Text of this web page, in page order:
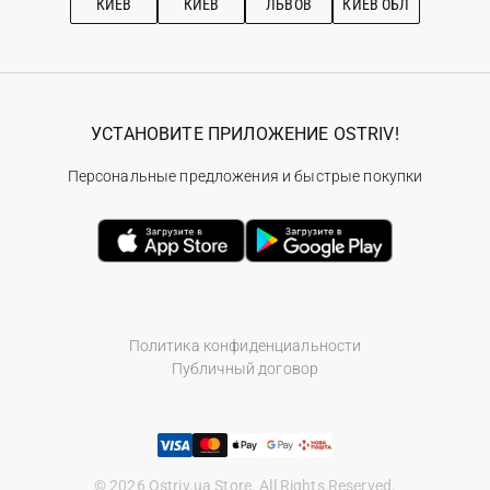
КИЕВ КИЕВ ЛЬВОВ КИЕВ ОБЛ
Политика конфиденциальности
Публичный договор
© 2026 Ostriv.ua Store. All Rights Reserved.
УСТАНОВИТЕ ПРИЛОЖЕНИЕ OSTRIV!
Персональные предложения и быстрые покупки